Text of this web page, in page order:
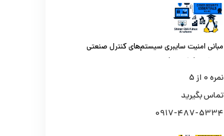
مبانی امنیت سایبری سیستم‌های کنترل صنعتی
و اسکادا (ICS410)
نمره0 از 5
تماس بگیرید
0917-487-5334